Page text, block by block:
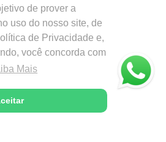
de prover a
uso do nosso site, de
de Privacidade e,
você concorda com
Mais